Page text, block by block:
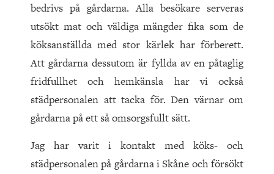
bedrivs på gårdarna. Alla besökare serveras
utsökt mat och väldiga mängder fika som de
köksanställda med stor kärlek har förberett.
Att gårdarna dessutom är fyllda av en påtaglig
fridfullhet och hemkänsla har vi också
städpersonalen att tacka för. Den värnar om
gårdarna på ett så omsorgsfullt sätt.
Jag har varit i kontakt med köks- och
städpersonalen på gårdarna i Skåne och försökt